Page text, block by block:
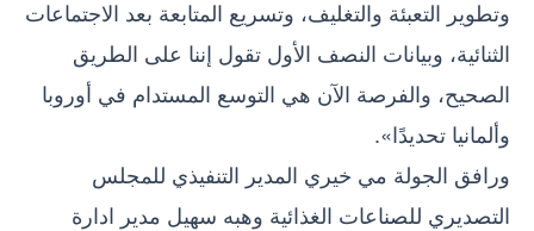
وتطوير التعبئة والتغليف، وتسريع المتابعة بعد الاجتماعات
الثنائية، وبيانات النصف الأول تقول إننا على الطريق
الصحيح، والفرصة الآن هي التوسع المستدام في أوروبا
وألمانيا تحديدًا».
ورافق الجولة مي خيري المدير التنفيذي للمجلس
التصديري للصناعات الغذائية وهبه سهيل مدير ادارة